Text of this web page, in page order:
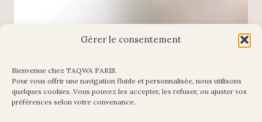
Gérer le consentement
Bienvenue chez TAQWA PARIS.
Pour vous offrir une navigation fluide et personnalisée, nous utilisons
quelques cookies. Vous pouvez les accepter, les refuser, ou ajuster vos
préférences selon votre convenance.
Charger plus Suivre sur Instagram